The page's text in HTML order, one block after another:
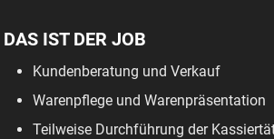
DAS IST DER JOB
Kundenberatung und Verkauf
Warenpflege und Warenpräsentation
Teilweise Durchführung der